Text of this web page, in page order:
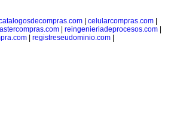
| celularcompras.com|
| reingenieriadeprocesos.com|
registreseudominio.com